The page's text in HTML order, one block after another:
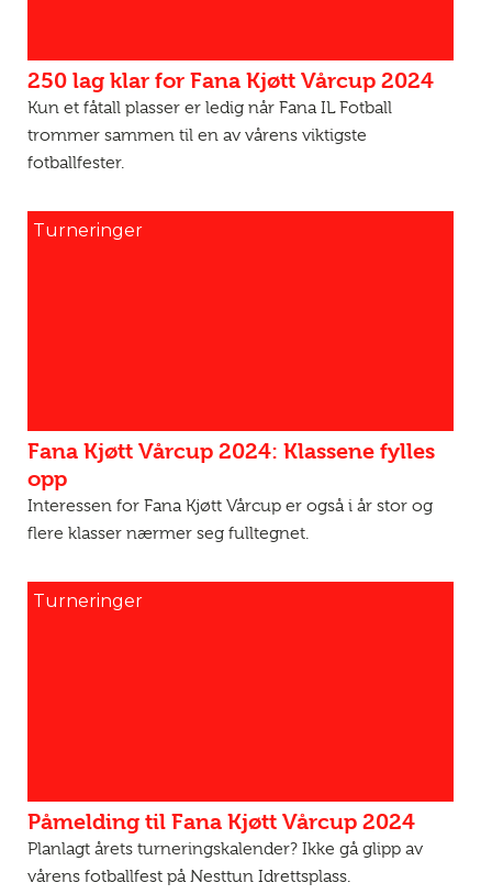
250 lag klar for Fana Kjøtt Vårcup 2024
Kun et fåtall plasser er ledig når Fana IL Fotball
trommer sammen til en av vårens viktigste
fotballfester.
Turneringer
Fana Kjøtt Vårcup 2024: Klassene fylles
opp
Interessen for Fana Kjøtt Vårcup er også i år stor og
flere klasser nærmer seg fulltegnet.
Turneringer
Påmelding til Fana Kjøtt Vårcup 2024
Planlagt årets turneringskalender? Ikke gå glipp av
vårens fotballfest på Nesttun Idrettsplass.